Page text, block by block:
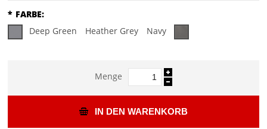
* FARBE:
Deep Green
Heather Grey Navy
Menge
IN DEN WARENKORB